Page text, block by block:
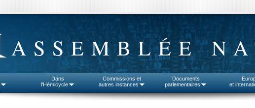
ASSEMBLÉE
Dans
l'Hémicycle
Commissions et
autres instances
Documents
parlementaires
et